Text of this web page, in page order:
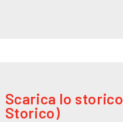
Scarica lo
Storico)